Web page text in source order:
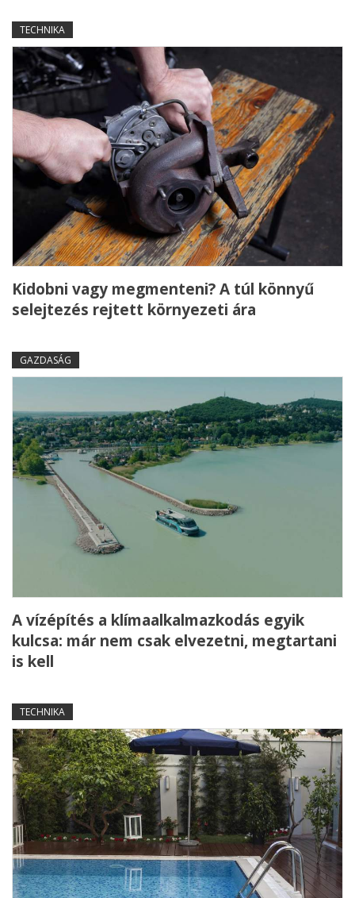
TECHNIKA
Kidobni vagy megmenteni? A túl könnyű
selejtezés rejtett környezeti ára
GAZDASÁG
A vízépítés a klímaalkalmazkodás egyik
kulcsa: már nem csak elvezetni, megtartani
is kell
TECHNIKA